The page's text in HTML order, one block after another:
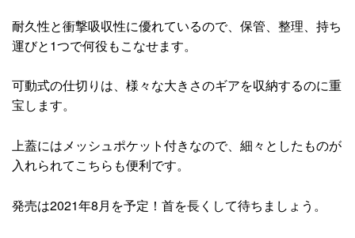
耐久性と衝撃吸収性に優れているので、保管、整理、持ち
運びと1つで何役もこなせます。
可動式の仕切りは、様々な大きさのギアを収納するのに重
宝します。
上蓋にはメッシュポケット付きなので、細々としたものが
入れられてこちらも便利です。
発売は2021年8月を予定！首を長くして待ちましょう。